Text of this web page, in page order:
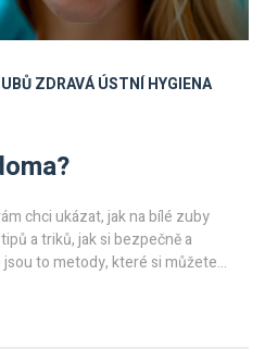
ZDRAVÁ ÚSTNÍ HYGIENA
chci ukázat, jak na bílé zuby
a triků, jak si bezpečně a
to metody, které si můžete
zuby, o kterých jste vždy snili.